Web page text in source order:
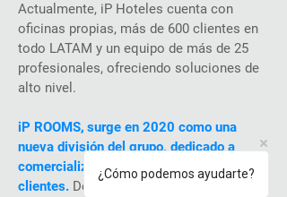
Actualmente, iP Hoteles cuenta con
oficinas propias, más de 600 clientes en
todo LATAM y un equipo de más de 25
profesionales, ofreciendo soluciones de
alto nivel.
iP ROOMS, surge en 2020 como una
nueva división del grupo, dedicado a
comercializar noches puntuales de sus
clientes. Destinando recursos para la
¿Cómo podemos ayudarte?